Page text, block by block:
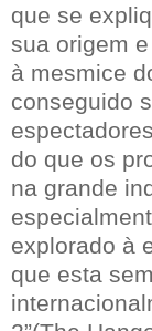
que se
sua origem
à mesmice
conseguido
do que os
na grande
explorado à
que esta